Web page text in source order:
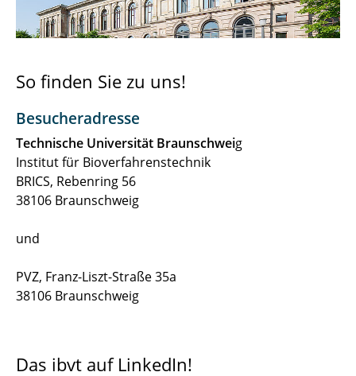
Lehre & Studium
Kontakt
Archiv
So finden Sie zu uns!
Besucheradresse
Technische Universität Braunschweig
Institut für Bioverfahrenstechnik
BRICS, Rebenring 56
38106 Braunschweig
und
PVZ, Franz-Liszt-Straße 35a
38106 Braunschweig
Das ibvt auf LinkedIn!